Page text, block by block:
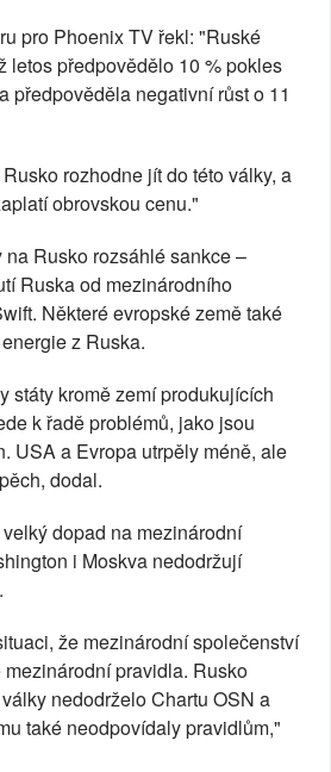
pro Phoenix TV řekl: "Ruské
letos předpovědělo 10 % pokles
předpověděla negativní růst o 11
rozhodne jít do této války, a
obrovskou cenu."
Rusko rozsáhlé sankce –
Ruska od mezinárodního
Některé evropské země také
z Ruska.
státy kromě zemí produkujících
k řadě problémů, jako jsou
USA a Evropa utrpěly méně, ale
dodal.
dopad na mezinárodní
i Moskva nedodržují
že mezinárodní společenství
pravidla. Rusko
nedodrželo Chartu OSN a
také neodpovídaly pravidlům,"